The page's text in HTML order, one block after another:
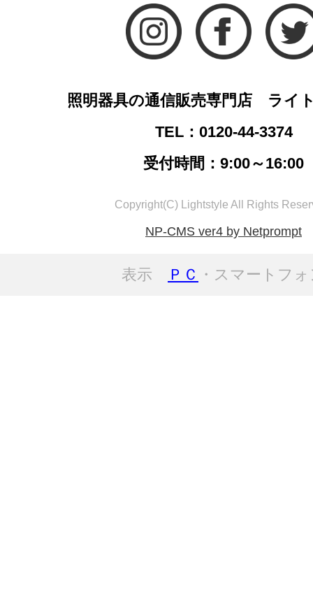
照明器具の通信販売専門店 ライ
TEL：0120-44-3374
受付時間：9:00～16:00
Copyright(C) Lightstyle All Rights
NP-CMS ver4 by Netprompt
表示 ＰＣ ・スマートフ